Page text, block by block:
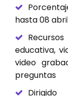
hasta 08
educativa,
video
preguntas